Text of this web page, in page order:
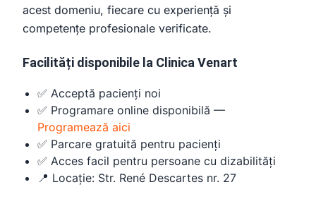
acest domeniu, fiecare cu experiență și
competențe profesionale verificate.
Facilități disponibile la Clinica Venart
✅ Acceptă pacienți noi
✅ Programare online disponibilă —
Programează aici
✅ Parcare gratuită pentru pacienți
✅ Acces facil pentru persoane cu dizabilități
📍 Locație: Str. René Descartes nr. 27